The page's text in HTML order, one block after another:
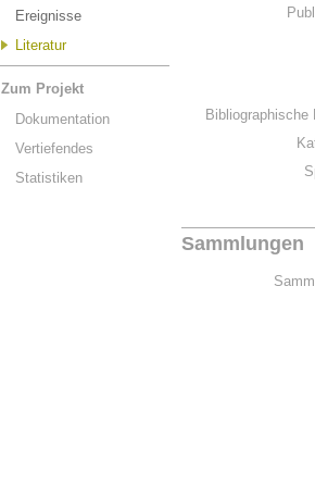
Ereignisse
Literatur
Zum Projekt
Dokumentation
Vertiefendes
Statistiken
Bibliographische
Sammlungen